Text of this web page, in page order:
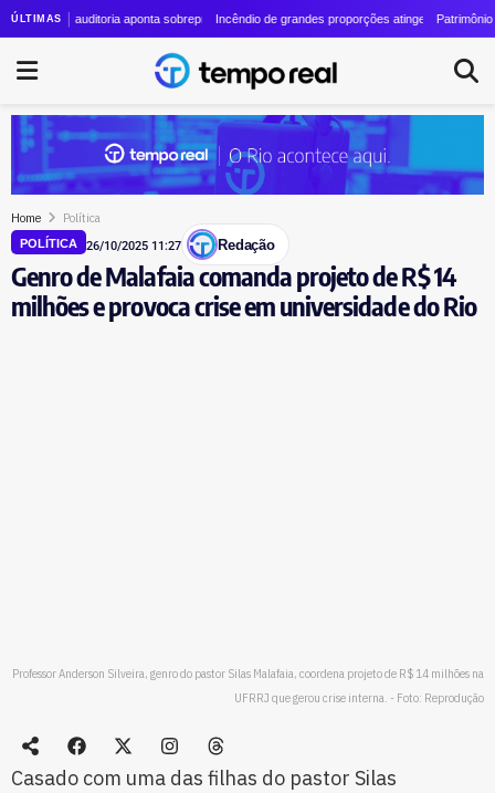
ÚLTIMAS
quase 24 vezes em quatro anos
auditoria aponta sobrepreço de R$ 20 milhões em contrato de R$ 56 milhões
Incêndio de grandes proporções atinge o Parque Estadual do
Patrimônio de Lauro
Home Política
POLÍTICA 26/10/2025 11:27 Redação
Genro de Malafaia comanda projeto de R$ 14
milhões e provoca crise em universidade do Rio
Professor Anderson Silveira, genro do pastor Silas Malafaia, coordena projeto de R$ 14 milhões na
UFRRJ que gerou crise interna. - Foto: Reprodução
Casado com uma das filhas do pastor Silas